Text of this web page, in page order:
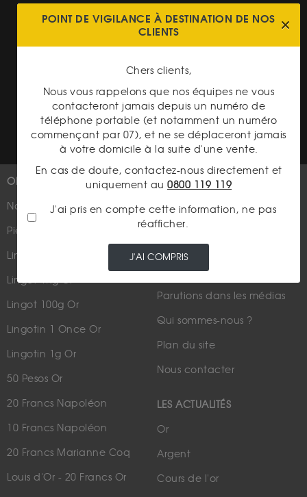
Cookies
Charte données personnelles
Conditions générales d'achat
Conditions générales d'utilisation
OR
Nouveautés
Pièces d'or d'investissement
Lingots et lingotins
Lingot 1Kg Or
Lingot 100g Or
Lingotin 1 Once Or
Lingotin 1g Or
50 Pesos Or
20 Francs Napoléon
10 Francs Napoléon
20 Francs Marianne Coq
Louis d'Or - 20 Francs Or
PLUS D'INFOS
Suivez-nous
Parutions dans les médias
Qui sommes-nous ?
Plan du site
Nous contacter
LES ACTUALITÉS
Or
Argent
Cours de l'or
POINT DE VIGILANCE À DESTINATION DE NOS
CLIENTS
Chers clients,
Nous vous rappelons que nos équipes ne vous
contacteront jamais depuis un numéro de
téléphone portable (et notamment un numéro
commençant par 07), et ne se déplaceront jamais
à votre domicile à la suite d'une vente.
En cas de doute, contactez-nous directement et
uniquement au 0800 119 119
J'ai pris en compte cette information, ne pas
réafficher.
J'AI COMPRIS